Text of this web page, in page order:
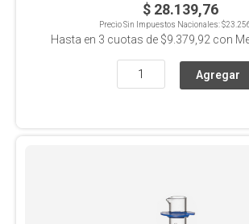
$ 28.139,76
Precio Sin Impuestos Nacionales:
Hasta en 3 cuotas de $9.379,92con